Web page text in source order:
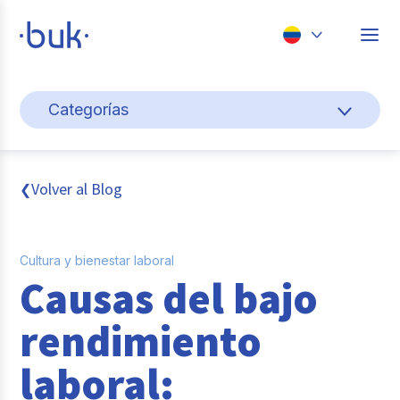
Perú
Categorías
Cultura y bienestar laboral
Gestión de personas
Pago de nómina
Buk
Transformación digital
Tendencias y Data
❮Volver al Blog
Cultura y bienestar laboral
Causas del bajo
rendimiento
laboral: